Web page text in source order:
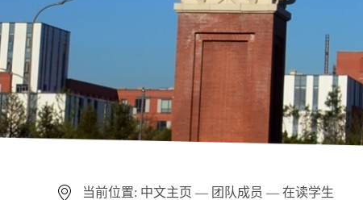
当前位置: 中文主页 — 团队成员 — 在读学生